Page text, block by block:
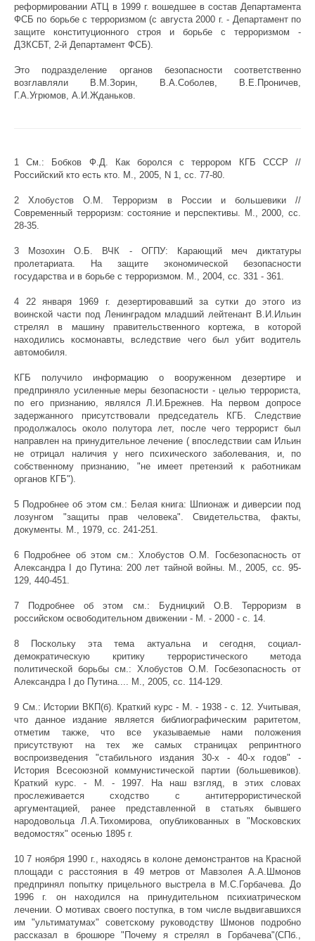
реформировании АТЦ в 1999 г. вошедшее в состав Департамента
ФСБ по борьбе с терроризмом (с августа 2000 г. - Департамент по
защите конституционного строя и борьбе с терроризмом -
ДЗКСБТ, 2-й Департамент ФСБ).
Это подразделение органов безопасности соответственно
возглавляли В.М.Зорин, В.А.Соболев, В.Е.Проничев,
Г.А.Угрюмов, А.И.Жданьков.
1 См.: Бобков Ф.Д. Как боролся с террором КГБ СССР //
Российский кто есть кто. М., 2005, N 1, сс. 77-80.
2 Хлобустов О.М. Терроризм в России и большевики //
Современный терроризм: состояние и перспективы. М., 2000, сс.
28-35.
3 Мозохин О.Б. ВЧК - ОГПУ: Карающий меч диктатуры
пролетариата. На защите экономической безопасности
государства и в борьбе с терроризмом. М., 2004, сс. 331 - 361.
4 22 января 1969 г. дезертировавший за сутки до этого из
воинской части под Ленинградом младший лейтенант В.И.Ильин
стрелял в машину правительственного кортежа, в которой
находились космонавты, вследствие чего был убит водитель
автомобиля.
КГБ получило информацию о вооруженном дезертире и
предприняло усиленные меры безопасности - целью террориста,
по его признанию, являлся Л.И.Брежнев. На первом допросе
задержанного присутствовали председатель КГБ. Следствие
продолжалось около полутора лет, после чего террорист был
направлен на принудительное лечение ( впоследствии сам Ильин
не отрицал наличия у него психического заболевания, и, по
собственному признанию, "не имеет претензий к работникам
органов КГБ").
5 Подробнее об этом см.: Белая книга: Шпионаж и диверсии под
лозунгом "защиты прав человека". Свидетельства, факты,
документы. М., 1979, сс. 241-251.
6 Подробнее об этом см.: Хлобустов О.М. Госбезопасность от
Александра I до Путина: 200 лет тайной войны. М., 2005, сс. 95-
129, 440-451.
7 Подробнее об этом см.: Будницкий О.В. Терроризм в
российском освободительном движении - М. - 2000 - с. 14.
8 Поскольку эта тема актуальна и сегодня, социал-
демократическую критику террористического метода
политической борьбы см.: Хлобустов О.М. Госбезопасность от
Александра I до Путина.... М., 2005, сс. 114-129.
9 См.: Истории ВКП(б). Краткий курс - М. - 1938 - с. 12. Учитывая,
что данное издание является библиографическим раритетом,
отметим также, что все указываемые нами положения
присутствуют на тех же самых страницах репринтного
воспроизведения "стабильного издания 30-х - 40-х годов" -
История Всесоюзной коммунистической партии (большевиков).
Краткий курс. - М. - 1997. На наш взгляд, в этих словах
прослеживается сходство с антитеррористической
аргументацией, ранее представленной в статьях бывшего
народовольца Л.А.Тихомирова, опубликованных в "Московских
ведомостях" осенью 1895 г.
10 7 ноября 1990 г., находясь в колоне демонстрантов на Красной
площади с расстояния в 49 метров от Мавзолея А.А.Шмонов
предпринял попытку прицельного выстрела в М.С.Горбачева. До
1996 г. он находился на принудительном психиатрическом
лечении. О мотивах своего поступка, в том числе выдвигавшихся
им "ультиматумах" советскому руководству Шмонов подробно
рассказал в брошюре "Почему я стрелял в Горбачева"(СПб.,